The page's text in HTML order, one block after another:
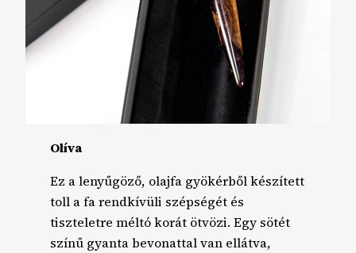
Olíva
Ez a lenyűgöző, olajfa gyökérből készített
toll a fa rendkívüli szépségét és
tiszteletre méltó korát ötvözi. Egy sötét
színű gyanta bevonattal van ellátva,